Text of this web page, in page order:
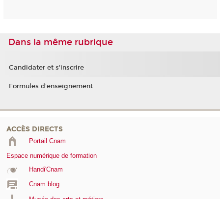
Dans la même rubrique
Candidater et s'inscrire
Formules d'enseignement
ACCÈS DIRECTS
Portail Cnam
Espace numérique de formation
Handi'Cnam
Cnam blog